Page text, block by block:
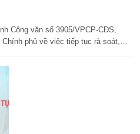
Công văn số 3905/VPCP-CĐS,
phủ về việc tiếp tục rà soát,…